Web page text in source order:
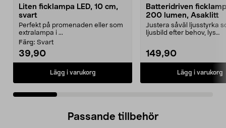
Liten ficklampa LED, 10 cm,
svart
Perfekt på promenaden eller som
extralampa i ...
Färg: Svart
39,90
Lägg i varukorg
Batteridriven
200 lumen, Asaklitt
Justera såväl ljusstyrka
ljusbild efter behov, lys
149,90
Lägg i varukorg
Passande tillbehör